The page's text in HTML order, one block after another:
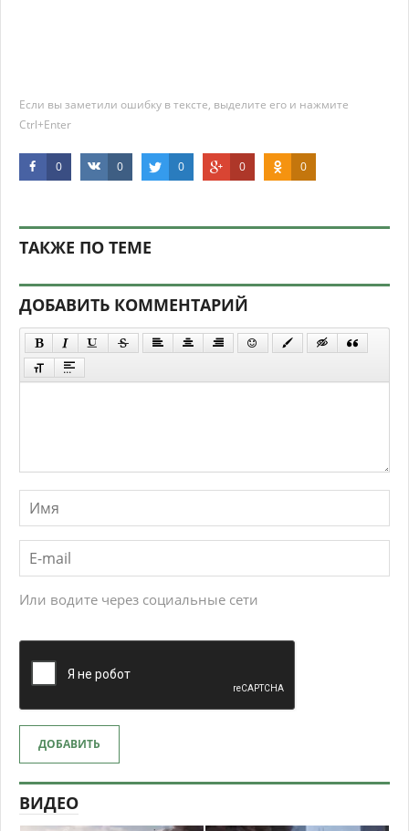
Если вы заметили ошибку в тексте, выделите его и нажмите
Ctrl+Enter
0 0 0 0 0
ТАКЖЕ ПО ТЕМЕ
ДОБАВИТЬ КОММЕНТАРИЙ
Или водите через социальные сети
ДОБАВИТЬ
ВИДЕО